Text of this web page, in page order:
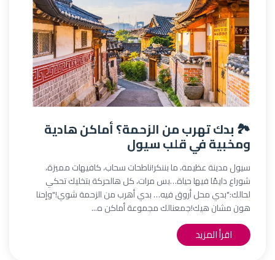
🏞️ بدك تهرب من الزحمة؟ أماكن هادية
ومخبية في قلب سيول
سيول مدينة عظيمة، ما بننكر!ناطحات سحاب، كافيهات مميزة،
شوراع دايمًا فيها حياة…بس مرات، كل هالحركة بتخليك تحكي
لحالك:"بدي محل أروق فيه… بدي أهرب من الزحمة شوي!"وإحنا
هون مشان هيك!جمعنالك مجموعة أماكن ه...
اقرأ المزيد